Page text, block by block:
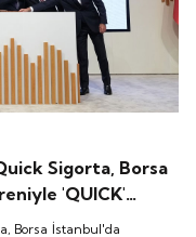
Sigorta, Borsa
'QUICK'
Borsa İstanbul'da